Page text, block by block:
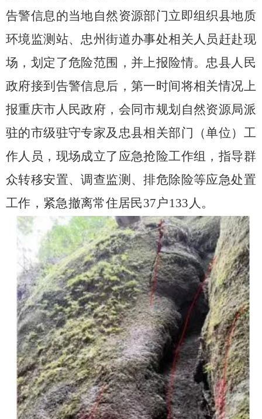
告警信息的当地自然资源部门立即组织县地质
环境监测站、忠州街道办事处相关人员赶赴现
场，划定了危险范围，并上报险情。忠县人民
政府接到告警信息后，第一时间将相关情况上
报重庆市人民政府，会同市规划自然资源局派
驻的市级驻守专家及忠县相关部门（单位）工
作人员，现场成立了应急抢险工作组，指导群
众转移安置、调查监测、排危除险等应急处置
工作，紧急撤离常住居民37 户133 人。